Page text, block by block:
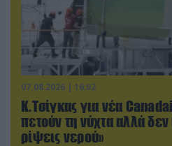
07.08.2026 | 16:02
Κ.Τσίγκας για νέα
πετούν τη νύχτα αλλά
ρίψεις νερού»